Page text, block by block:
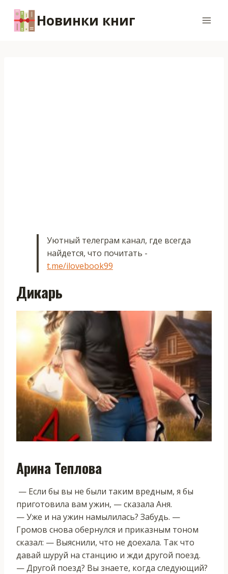
содержимому
Новинки книг
Уютный телеграм канал, где всегда
найдется, что почитать -
t.me/ilovebook99
Дикарь
Арина Теплова
— Если бы вы не были таким вредным, я бы
приготовила вам ужин, — сказала Аня.
— Уже и на ужин намылилась? Забудь. —
Громов снова обернулся и приказным тоном
сказал: — Выяснили, что не доехала. Так что
давай шуруй на станцию и жди другой поезд.
— Другой поезд? Вы знаете, когда следующий?